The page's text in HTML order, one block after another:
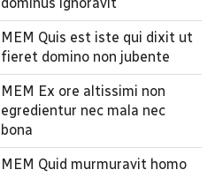
MEM Quis est iste qui dixit ut
fieret domino non jubente
MEM Ex ore altissimi non
egredientur nec mala nec
bona
MEM Quid murmuravit homo